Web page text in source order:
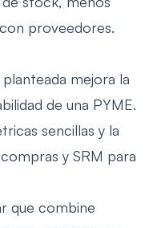
proveedores.
mejora la
de una PYME.
sencillas y la
y SRM para
que combine